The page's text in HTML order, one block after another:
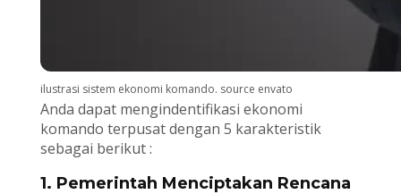
ilustrasi sistem ekonomi komando. source envato
Anda dapat mengindentifikasi ekonomi
komando terpusat dengan 5 karakteristik
sebagai berikut :
1. Pemerintah Menciptakan Rencana